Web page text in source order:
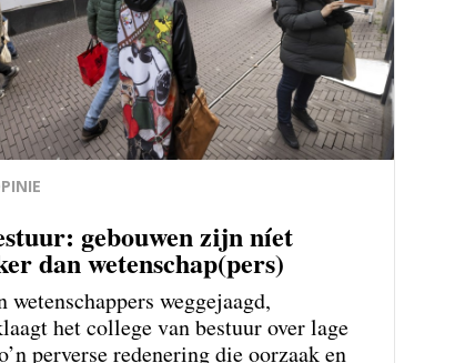
gebouwen zijn níet
dan wetenschap(pers)
wetenschappers weg­gejaagd,
het college van bestuur over lage
perverse redenering die oorzaak en